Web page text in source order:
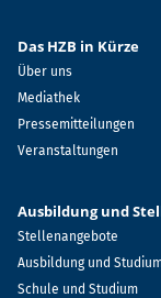
Das HZB in Kürze
Über uns
Mediathek
Pressemitteilungen
Veranstaltungen
Ausbildung und
Stellenangebote
Ausbildung und
Schule und Studium